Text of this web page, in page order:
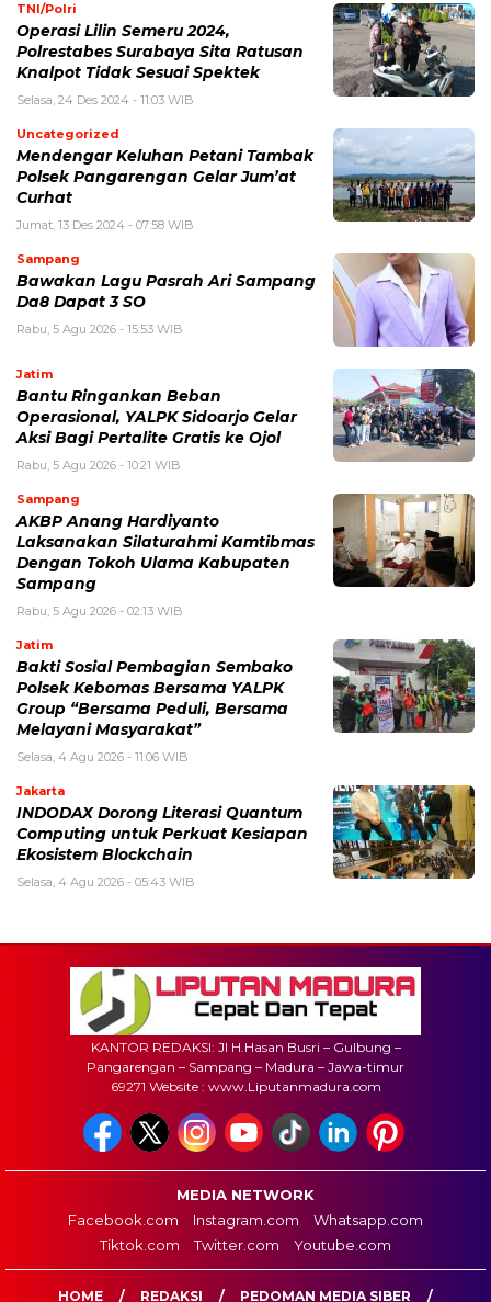
TNI/Polri
Operasi Lilin Semeru 2024,
Polrestabes Surabaya Sita Ratusan
Knalpot Tidak Sesuai Spektek
Selasa, 24 Des 2024 - 11:03 WIB
Uncategorized
Mendengar Keluhan Petani Tambak
Polsek Pangarengan Gelar Jum’at
Curhat
Jumat, 13 Des 2024 - 07:58 WIB
Sampang
Bawakan Lagu Pasrah Ari Sampang
Da8 Dapat 3 SO
Rabu, 5 Agu 2026 - 15:53 WIB
Jatim
Bantu Ringankan Beban
Operasional, YALPK Sidoarjo Gelar
Aksi Bagi Pertalite Gratis ke Ojol
Rabu, 5 Agu 2026 - 10:21 WIB
Sampang
AKBP Anang Hardiyanto
Laksanakan Silaturahmi Kamtibmas
Dengan Tokoh Ulama Kabupaten
Sampang
Rabu, 5 Agu 2026 - 02:13 WIB
Jatim
Bakti Sosial Pembagian Sembako
Polsek Kebomas Bersama YALPK
Group “Bersama Peduli, Bersama
Melayani Masyarakat”
Selasa, 4 Agu 2026 - 11:06 WIB
Jakarta
INDODAX Dorong Literasi Quantum
Computing untuk Perkuat Kesiapan
Ekosistem Blockchain
Selasa, 4 Agu 2026 - 05:43 WIB
KANTOR REDAKSI: Jl H.Hasan Busri – Gulbung –
Pangarengan – Sampang – Madura – Jawa-timur
69271 Website : www.Liputanmadura.com
MEDIA NETWORK
Facebook.com
Instagram.com
Whatsapp.com
Tiktok.com
Twitter.com Youtube.com
HOME REDAKSI PEDOMAN MEDIA SIBER